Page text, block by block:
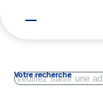
Votre recherche